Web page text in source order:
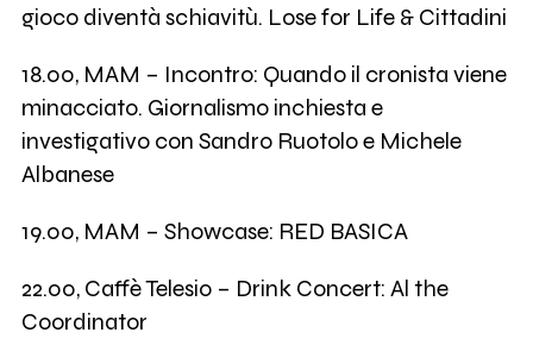
gioco diventà schiavitù. Lose for Life & Cittadini
18.00, MAM – Incontro: Quando il cronista viene
minacciato. Giornalismo inchiesta e
investigativo con Sandro Ruotolo e Michele
Albanese
19.00, MAM – Showcase: RED BASICA
22.00, Caffè Telesio – Drink Concert: Al the
Coordinator